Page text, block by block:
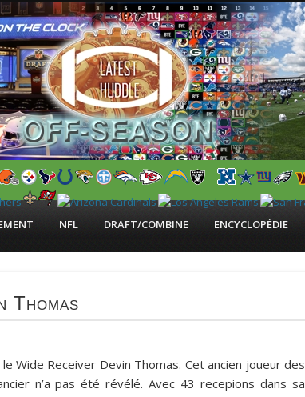
NFL DRAFT/COMBINE ENCYCLOPÉDIE
Thomas
le Wide Receiver Devin Thomas. Cet ancien joueur des
n’a pas été révélé. Avec 43 recepions dans sa